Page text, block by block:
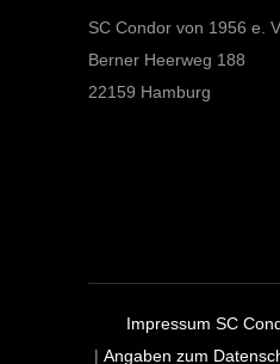
SC Condor von 1956 e. V.
Berner Heerweg 188
22159 Hamburg
Impressum SC
| Angaben zum